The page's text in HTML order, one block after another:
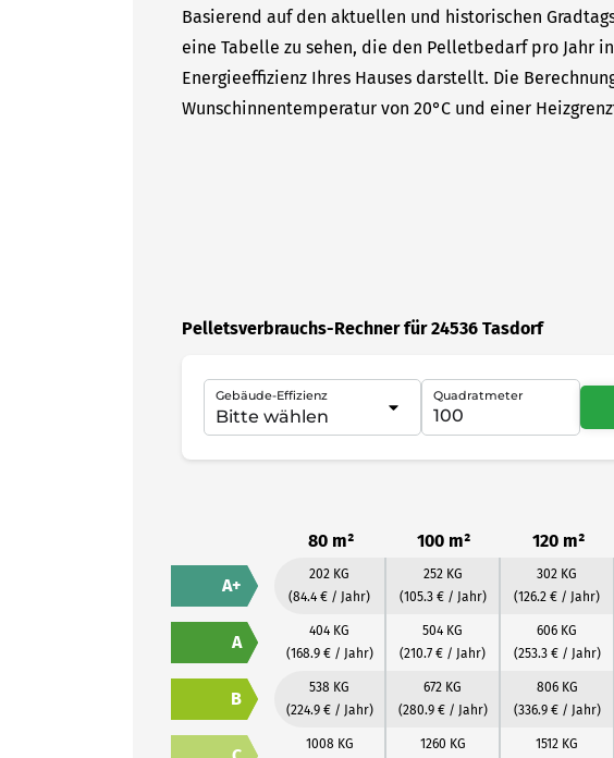
Basierend auf den aktuellen und historischen
eine Tabelle zu sehen, die den Pelletbedarf pro Jahr
Energieeffizienz Ihres Hauses darstellt. Die
Wunschinnentemperatur von 20°C und einer
Pelletsverbrauchs-Rechner für 24536 Tasdorf
Gebäude-Effizienz Quadratmeter
80 m² 100 m² 120 m²
A+
202 KG
(84.4 € / Jahr)
252 KG
(105.3 € / Jahr)
302 KG
(126.2 € / Jahr)
A
404 KG
(168.9 € / Jahr)
504 KG
(210.7 € / Jahr)
606 KG
(253.3 € / Jahr)
B
538 KG
(224.9 € / Jahr)
672 KG
(280.9 € / Jahr)
806 KG
(336.9 € / Jahr)
1008 KG 1260 KG 1512 KG